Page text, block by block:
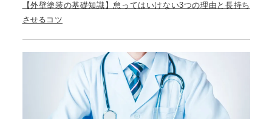
【外壁塗装の基礎知識】怠ってはいけない3つの理由と長持ち
させるコツ